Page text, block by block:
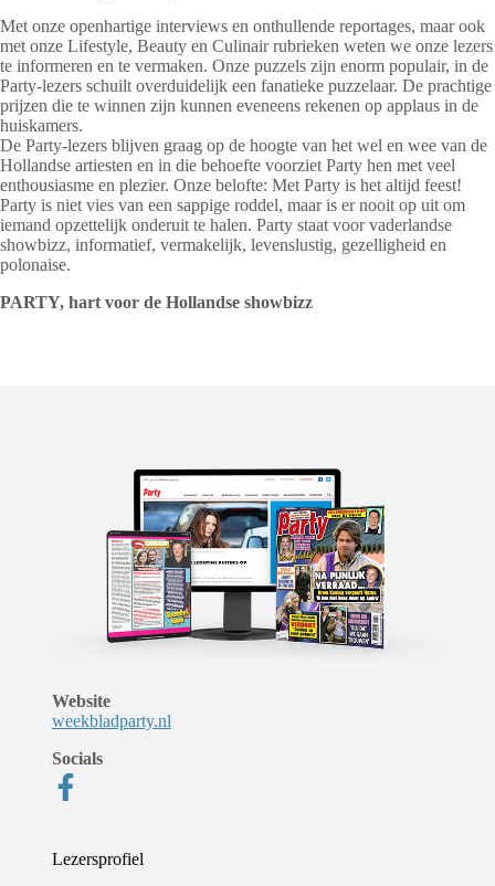
Met onze openhartige interviews en onthullende reportages, maar ook
met onze Lifestyle, Beauty en Culinair rubrieken weten we onze lezers
te informeren en te vermaken. Onze puzzels zijn enorm populair, in de
Party-lezers schuilt overduidelijk een fanatieke puzzelaar. De prachtige
prijzen die te winnen zijn kunnen eveneens rekenen op applaus in de
huiskamers.
De Party-lezers blijven graag op de hoogte van het wel en wee van de
Hollandse artiesten en in die behoefte voorziet Party hen met veel
enthousiasme en plezier. Onze belofte: Met Party is het altijd feest!
Party is niet vies van een sappige roddel, maar is er nooit op uit om
iemand opzettelijk onderuit te halen. Party staat voor vaderlandse
showbizz, informatief, vermakelijk, levenslustig, gezelligheid en
polonaise.
PARTY, hart voor de Hollandse showbizz
Website
weekbladparty.nl
Socials
Lezersprofiel